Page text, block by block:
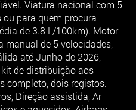
Viatura nacional com 5
para quem procura
de 3.8 L/100km). Motor
manual de 5 velocidades,
até Junho de 2026,
de distribuição aos
completo, dois registos.
Direção assistida, Ar